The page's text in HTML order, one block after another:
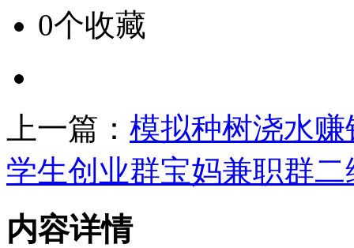
0个收藏
上一篇： 模拟种树浇水赚
学生创业群宝妈兼职群
内容详情